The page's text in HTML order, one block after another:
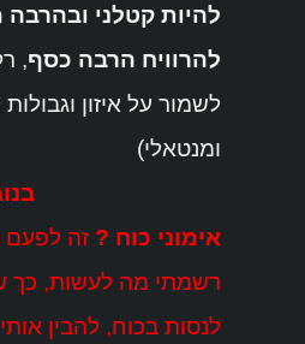
להיות קטלני ובהרבה
להרוויח הרבה כסף,
לשמור על איזון
אימוני כוח ? זה לפעם
רשמתי מה לעשות, כך
לנסות בכוח, להבין